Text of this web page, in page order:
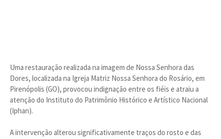
Uma restauração realizada na imagem de Nossa Senhora das
Dores, localizada na Igreja Matriz Nossa Senhora do Rosário, em
Pirenópolis (GO), provocou indignação entre os fiéis e atraiu a
atenção do Instituto do Patrimônio Histórico e Artístico Nacional
(Iphan).
A intervenção alterou significativamente traços do rosto e das